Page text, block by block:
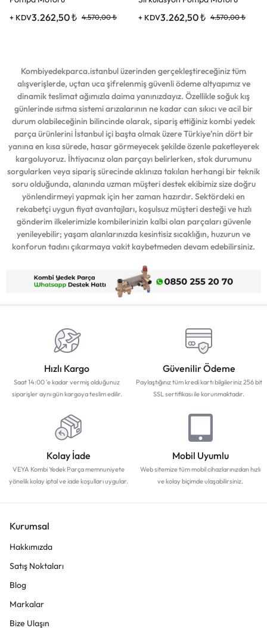
3.262,50₺ 4.570,00₺
+ KDV 3.262,50₺ 4.570,00₺
+ KDV
Kombiyedekparca.istanbul üzerinden gerçekleştireceğiniz tüm
alışverişlerde, uçtan uca şifrelenmiş güvenli ödeme altyapımız ve
dinamik teslimat ağımızla daima yanınızdayız. Özellikle soğuk kış
günlerinde ısıtma sistemi arızalarının ne kadar can sıkıcı ve acil bir
durum olabileceğinin bilincinde olarak, sipariş ettiğiniz kombi yedek
parça ürünlerini İstanbul içi başta olmak üzere Türkiye’nin dört bir
yanına en kısa sürede, hasar görmeyecek şekilde özenle paketleyerek
kargoluyoruz. İhtiyacınız olan parçayı belirlerken, stok durumunu
sorgularken veya sipariş sürecinde aklınıza takılan herhangi bir teknik
soru olduğunda, alanında uzman müşteri destek ekibimiz size doğru
yönlendirmeyi yapmak için her zaman hazırdır. Sektördeki en
rekabetçi uygun fiyat avantajları, koşulsuz müşteri desteği ve hızlı
gönderim ilkelerimizle kombilerinizin kalbi olan parçaları güvenle
yenileyebilir; yaşam alanlarınızda kesintisiz sıcaklığın, huzurun ve
konforun tadını çıkarmaya vakit kaybetmeden devam edebilirsiniz.
Hızlı Kargo
Saat 14:00 'e kadar vermiş olduğunuz
siparişler aynı gün kargoya teslim edilir.
Güvenilir Ödeme
Paylaştığınız tüm kredi kartı bilgileriniz 256 bit
SSL sertifikası ile korunmaktadır.
Kolay İade
VEYA Kombi Yedek Parça memnuniyete
yönelik kolay iptal ve iade koşulları uygular.
Mobil Uyumlu
Web sitemize tüm mobil cihazlarınızdan hızlı
ve kolay biçimde ulaşabilirsiniz.
Kurumsal
Hakkımızda
Satış Noktaları
Blog
Markalar
Bize Ulaşın